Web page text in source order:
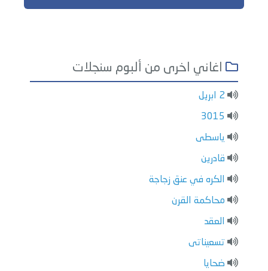
اغاني اخرى من ألبوم سنجلات
2 ابريل
3015
ياسطى
قادرين
الكره في عنق زجاجة
محاكمة القرن
العقد
تسعيناتى
ضحايا